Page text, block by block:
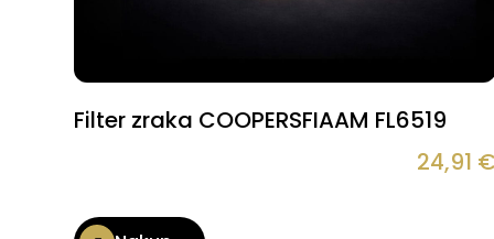
Filter zraka COOPERSFIAAM FL6519
24,91